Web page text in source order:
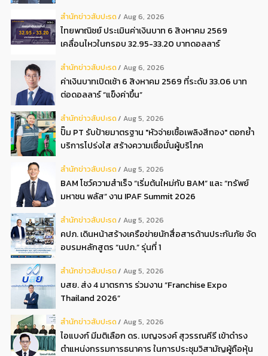
สํานักข่าวสับปะรด Aug 6, 2026
ไทยพาณิชย์ ประเมินค่าเงินบาท 6 สิงหาคม 2569
เคลื่อนไหวในกรอบ 32.95-33.20 บาทดอลลาร์
สํานักข่าวสับปะรด Aug 6, 2026
ค่าเงินบาทเปิดเช้า 6 สิงหาคม 2569 ที่ระดับ 33.06 บาท
ต่อดอลลาร์ “แข็งค่าขึ้น”
สํานักข่าวสับปะรด Aug 5, 2026
ปั๊ม PT รับป้ายมาตรฐาน "หัวจ่ายเชื้อเพลิงสีทอง" ตอกย้ำ
บริการโปร่งใส สร้างความเชื่อมั่นผู้บริโภค
สํานักข่าวสับปะรด Aug 5, 2026
BAM โชว์ความสำเร็จ “เริ่มต้นใหม่กับ BAM” และ “ทรัพย์
มหาชน พลัส” งาน IPAF Summit 2026
สํานักข่าวสับปะรด Aug 5, 2026
คปภ. เดินหน้าสร้างเครือข่ายนักสื่อสารด้านประกันภัย จัด
อบรมหลักสูตร “นปภ.” รุ่นที่ 1
สํานักข่าวสับปะรด Aug 5, 2026
บสย. ส่ง 4 มาตรการ ร่วมงาน “Franchise Expo
Thailand 2026”
สํานักข่าวสับปะรด Aug 5, 2026
ไอแบงก์ มีมติเลือก ดร. เบญจรงค์ สุวรรณคีรี เข้าดำรง
ตำแหน่งกรรมการธนาคาร ในการประชุมวิสามัญผู้ถือหุ้น